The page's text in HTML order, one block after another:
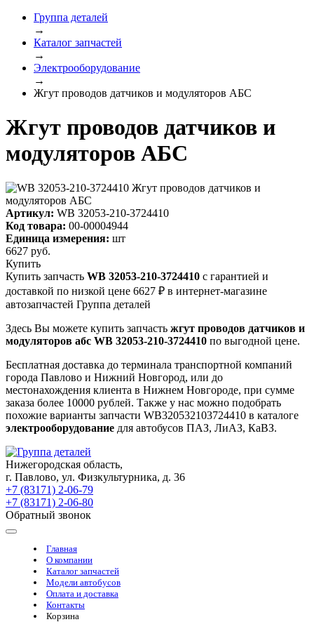
Группа деталей
→
Каталог запчастей
→
Электрооборудование
→
Жгут проводов датчиков и модуляторов АБС
Жгут проводов датчиков и
модуляторов АБС
Артикул: WB 32053-210-3724410
Код товара: 00-00004944
Единица измерения: шт
6627 руб.
Купить
Купить запчасть WB 32053-210-3724410 с гарантией и
доставкой по низкой цене 6627 ₽ в интернет-магазине
автозапчастей Группа деталей
Здесь Вы можете купить запчасть жгут проводов датчиков и
модуляторов абс WB 32053-210-3724410 по выгодной цене.
Бесплатная доставка до терминала транспортной компаний
города Павлово и Нижний Новгород, или до
местонахождения клиента в Нижнем Новгороде, при сумме
заказа более 10000 рублей. Также у нас можно подобрать
похожие варианты запчасти WB320532103724410 в каталоге
электрооборудование для автобусов ПАЗ, ЛиАЗ, КаВЗ.
Нижегородская область,
г. Павлово, ул. Физкультурника, д. 36
+7 (83171) 2-06-79
+7 (83171) 2-06-80
Обратный звонок
Главная
О компании
Каталог запчастей
Модели автобусов
Оплата и доставка
Контакты
Корзина